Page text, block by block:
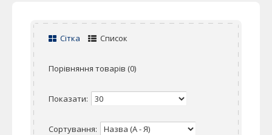
Сітка Список
Порівняння товарів (0)
Показати:
Сортування: